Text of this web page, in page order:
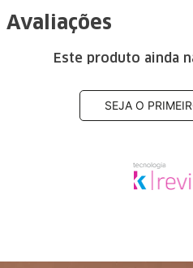
Avaliações
Este produto ainda
SEJA O